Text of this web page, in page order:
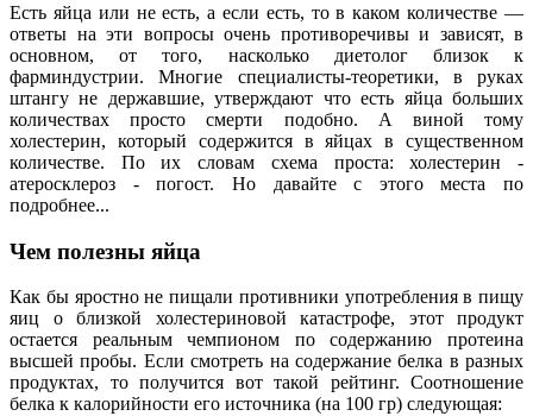
Есть яйца или не есть, а если есть, то в каком количестве —
ответы на эти вопросы очень противоречивы и зависят, в
основном, от того, насколько диетолог близок к
фарминдустрии. Многие специалисты-теоретики, в руках
штангу не державшие, утверждают что есть яйца больших
количествах просто смерти подобно. А виной тому
холестерин, который содержится в яйцах в существенном
количестве. По их словам схема проста: холестерин -
атеросклероз - погост. Но давайте с этого места по
подробнее...
Чем полезны яйца
Как бы яростно не пищали противники употребления в пищу
яиц о близкой холестериновой катастрофе, этот продукт
остается реальным чемпионом по содержанию протеина
высшей пробы. Если смотреть на содержание белка в разных
продуктах, то получится вот такой рейтинг. Соотношение
белка к калорийности его источника (на 100 гр) следующая: